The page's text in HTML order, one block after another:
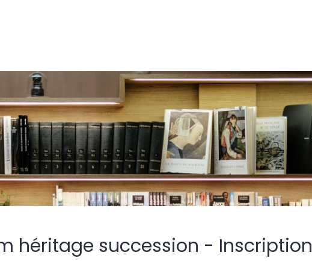
héritage succession - Inscription